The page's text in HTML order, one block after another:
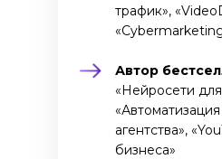
трафик»,
Автор
«Нейросети
агентства»,
бизнеса»